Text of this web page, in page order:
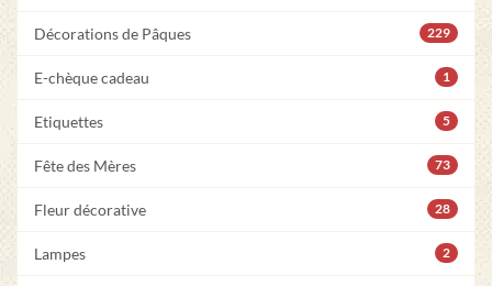
Décorations de Pâques 229
E-chèque cadeau 1
Etiquettes 5
Fête des Mères 73
Fleur décorative 28
Lampes 2